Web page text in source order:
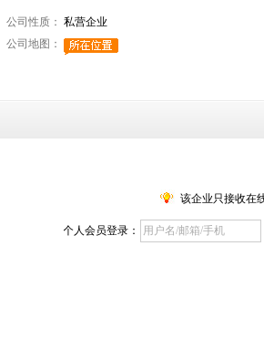
公司性质： 私营企业
公司地图：
该企业只接收在
个人会员登录：